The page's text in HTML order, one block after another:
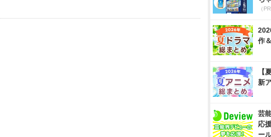
（
作
【
新
芸
応
ー